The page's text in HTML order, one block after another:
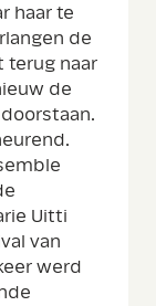
haar te
de
terug naar
de
Uitti
van
werd